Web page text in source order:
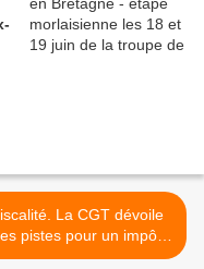
La CGT dévoile
pistes pour un impôt
juste (L'Humanité,